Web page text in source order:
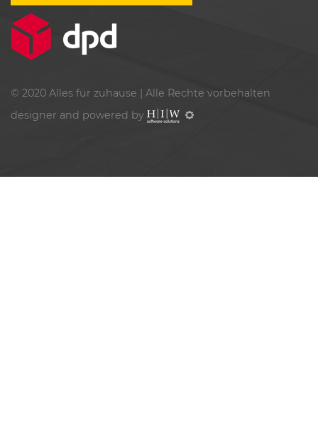
© 2020 Alles für zuhause | Alle Rechte vorbehalten
designer and powered by